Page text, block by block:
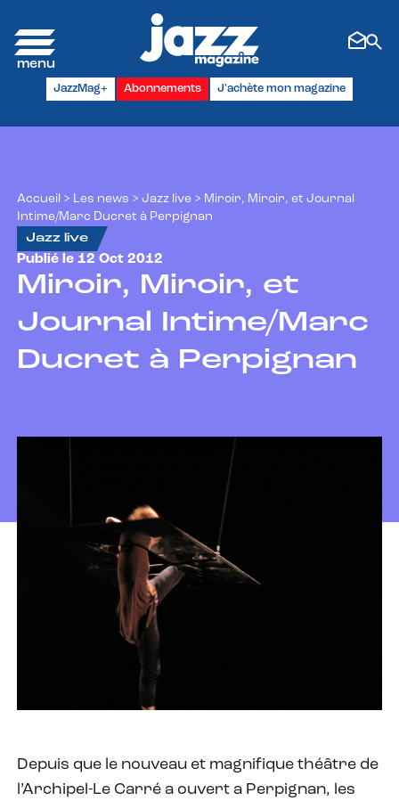
JazzMag+ Abonnements J'achète mon magazine
Accueil > Les news > Jazz live > Miroir, Miroir, et Journal
Intime/Marc Ducret à Perpignan
Jazz live
Publié le 12 Oct 2012
Miroir, Miroir, et
Journal Intime/Marc
Ducret à Perpignan
Depuis que le nouveau et magnifique théâtre de
l’Archipel-Le Carré a ouvert a Perpignan, les